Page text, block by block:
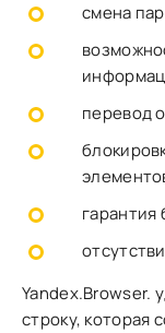
смена
перевод
гарантия
Yandex.Browser.
строку, которая